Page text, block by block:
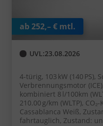
UVL:23.08.2026
ab 252,– € mtl.
4-türig, 103 kW (140 PS),
Verbrennungsmotor
kombiniert 8 l/100km
210.00 g/km (WLTP),
Cassablanca Weiß,
fahrtauglich, Zustand: